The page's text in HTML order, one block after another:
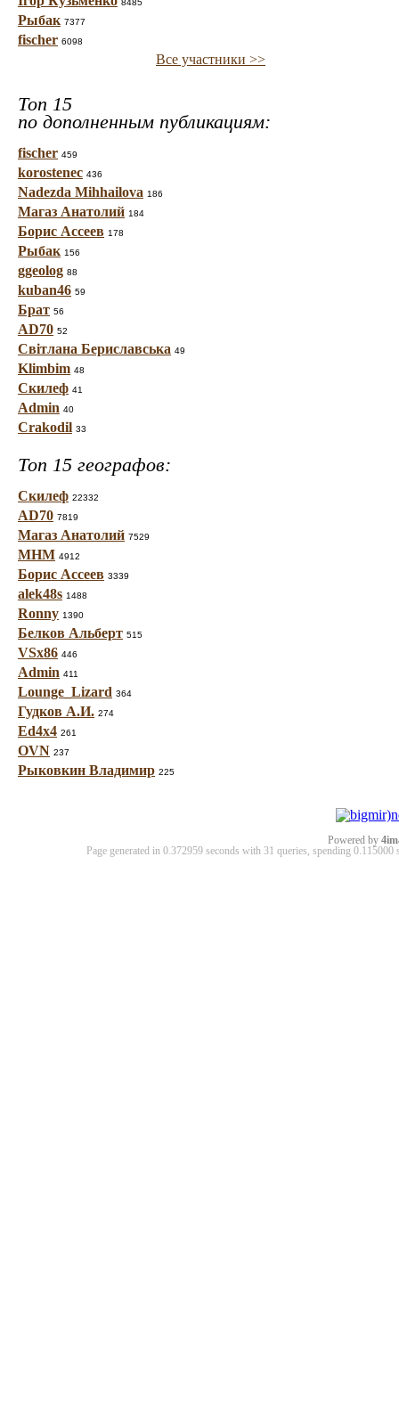
8485
Рыбак 7377
fischer 6098
Все участники >>
Топ 15
по дополненным публикациям:
fischer 459
korostenec 436
Nadezda Mihhailova 186
Магаз Анатолий 184
Борис Ассеев 178
Рыбак 156
ggeolog 88
kuban46 59
Брат 56
AD70 52
Світлана Бериславська 49
Klimbim 48
Скилеф 41
Admin 40
Crakodil 33
Топ 15 географов:
Скилеф 22332
AD70 7819
Магаз Анатолий 7529
МНМ 4912
Борис Ассеев 3339
alek48s 1488
Ronny 1390
Белков Альберт 515
VSx86 446
Admin 411
Lounge_Lizard 364
Гудков А.И. 274
Ed4x4 261
OVN 237
Рыковкин Владимир 225
Powered by
Page generated in 0.372959 seconds with 31 queries, spending